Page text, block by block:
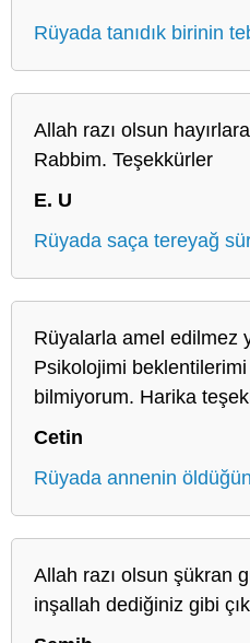
Rüyada tanıdık birinin
Allah razı olsun
Rabbim. Teşekkürler
E. U
Rüyada saça tereyağ
Rüyalarla amel edilmez
Psikolojimi beklentilerimi
bilmiyorum. Harika
Cetin
Rüyada annenin
Allah razı olsun şükran
inşallah dediğiniz gibi